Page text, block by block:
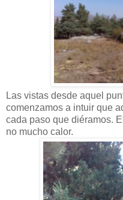
Las vistas desde aquel
comenzamos a intuir que
cada paso que diéramos.
no mucho calor.